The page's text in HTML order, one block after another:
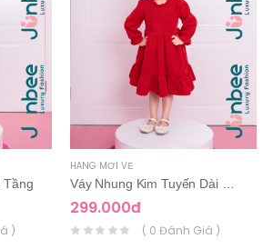
Tầng
)
HÀNG MỚI VỀ
299.000đ
( 0 Đánh Giá )